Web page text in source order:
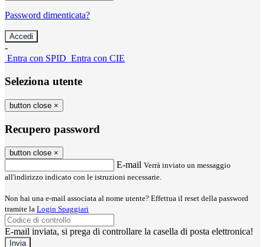
Password dimenticata?
-
Entra con SPID Entra con CIE
Seleziona utente
button close ×
Recupero password
button close ×
E-mail Verrà inviato un messaggio
all'indirizzo indicato con le istruzioni necessarie.
Non hai una e-mail associata al nome utente? Effettua il reset della password
tramite la Login Spaggiari
E-mail inviata, si prega di controllare la casella di posta elettronica!